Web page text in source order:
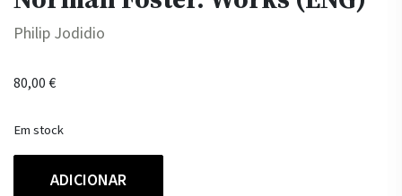
Philip Jodidio
80,00€
Em stock
ADICIONAR